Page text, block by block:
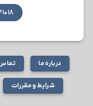
درباره ما تماس
شرایط و مقررات